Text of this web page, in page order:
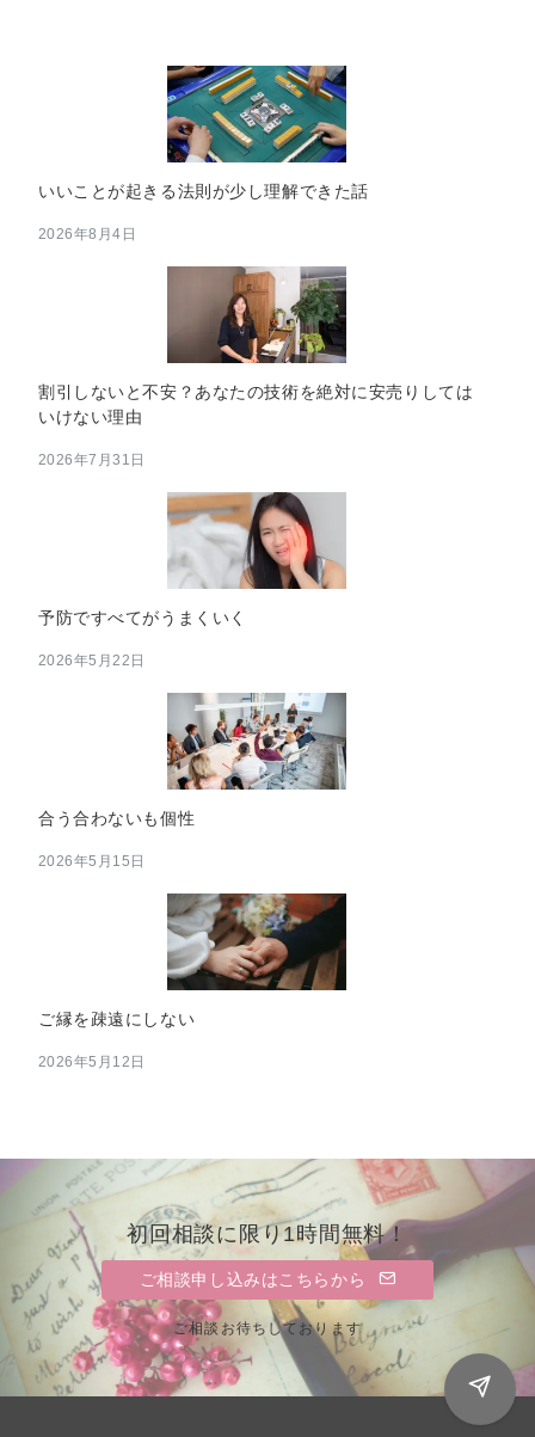
いいことが起きる法則が少し理解できた話
2026年8月4日
割引しないと不安？あなたの技術を絶対に安売りしては
いけない理由
2026年7月31日
予防ですべてがうまくいく
2026年5月22日
合う合わないも個性
2026年5月15日
ご縁を疎遠にしない
2026年5月12日
初回相談に限り1時間無料！
ご相談申し込みはこちらから
ご相談お待ちしております